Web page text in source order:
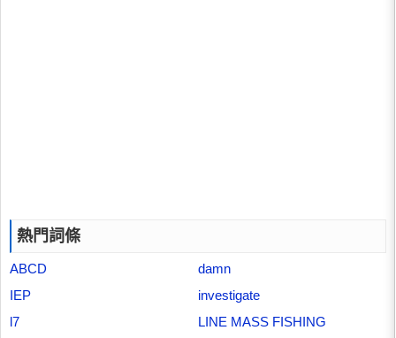
熱門詞條
ABCD
damn
IEP
investigate
l7
LINE MASS FISHING